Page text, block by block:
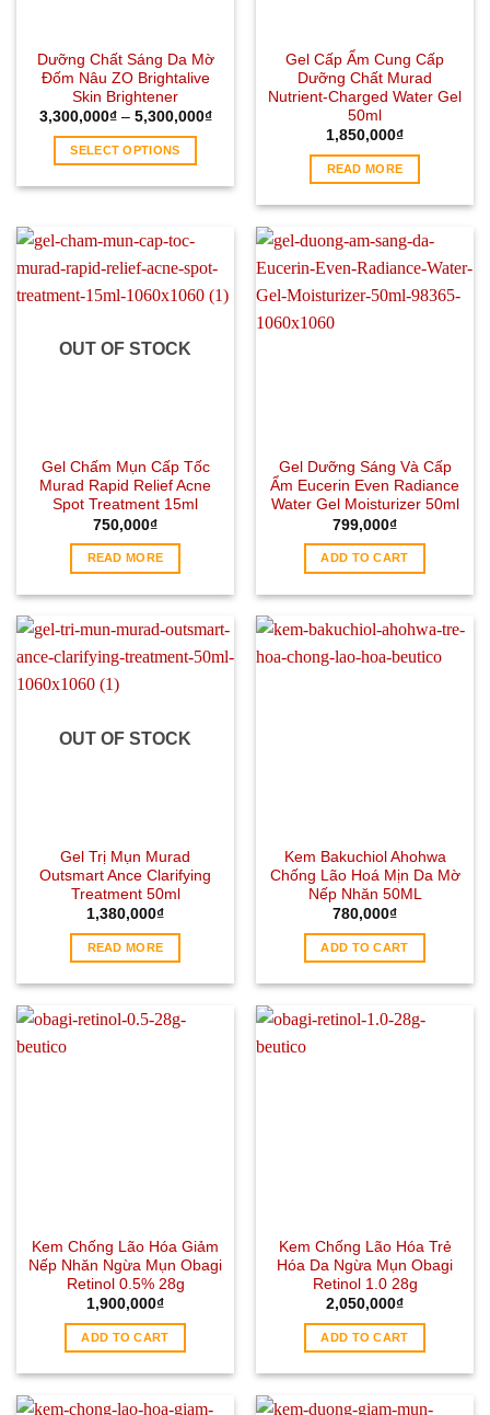
Dưỡng Chất Sáng Da Mờ
Đốm Nâu ZO Brightalive
Skin Brightener
3,300,000₫– 5,300,000₫
SELECT OPTIONS
Gel Cấp Ẩm Cung Cấp
Dưỡng Chất Murad
Nutrient-Charged Water Gel
50ml
1,850,000₫
READ MORE
OUT OF STOCK
Gel Chấm Mụn Cấp Tốc
Murad Rapid Relief Acne
Spot Treatment 15ml
750,000₫
READ MORE
Gel Dưỡng Sáng Và Cấp
Ẩm Eucerin Even Radiance
Water Gel Moisturizer 50ml
799,000₫
ADD TO CART
OUT OF STOCK
Gel Trị Mụn Murad
Outsmart Ance Clarifying
Treatment 50ml
1,380,000₫
READ MORE
Kem Bakuchiol Ahohwa
Chống Lão Hoá Mịn Da Mờ
Nếp Nhăn 50ML
780,000₫
ADD TO CART
Kem Chống Lão Hóa Giảm
Nếp Nhăn Ngừa Mụn Obagi
Retinol 0.5% 28g
1,900,000₫
ADD TO CART
Kem Chống Lão Hóa Trẻ
Hóa Da Ngừa Mụn Obagi
Retinol 1.0 28g
2,050,000₫
ADD TO CART